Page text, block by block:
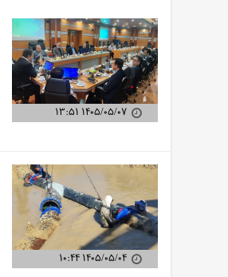
۱۴۰۵/۰۵/۰۷ ۱۳:۵۱
۱۴۰۵/۰۵/۰۴ ۱۰:۴۴